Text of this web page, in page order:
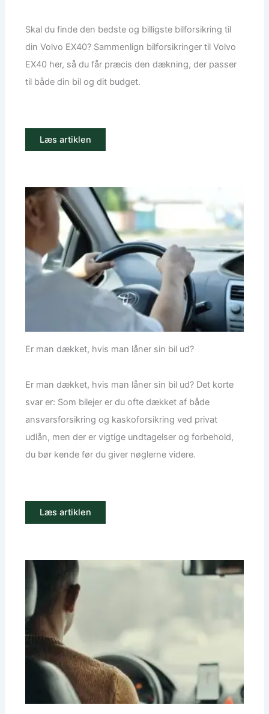
Skal du finde den bedste og billigste bilforsikring til
din Volvo EX40? Sammenlign bilforsikringer til Volvo
EX40 her, så du får præcis den dækning, der passer
til både din bil og dit budget.
Læs artiklen
Er man dækket, hvis man låner sin bil ud?
Er man dækket, hvis man låner sin bil ud? Det korte
svar er: Som bilejer er du ofte dækket af både
ansvarsforsikring og kaskoforsikring ved privat
udlån, men der er vigtige undtagelser og forbehold,
du bør kende før du giver nøglerne videre.
Læs artiklen